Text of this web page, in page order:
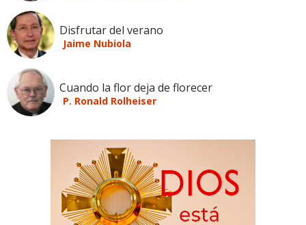
Disfrutar del verano
Jaime Nubiola
Cuando la flor deja de florecer
P. Ronald Rolheiser